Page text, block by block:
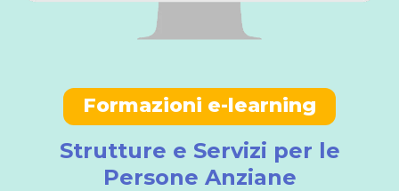
Formazioni e-learning
Strutture e Servizi per le
Persone Anziane